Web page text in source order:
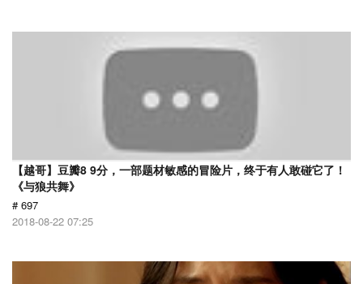
【越哥】豆瓣8 9分，一部题材敏感的冒险片，终于有人敢碰它了！
《与狼共舞》
# 697
2018-08-22 07:25